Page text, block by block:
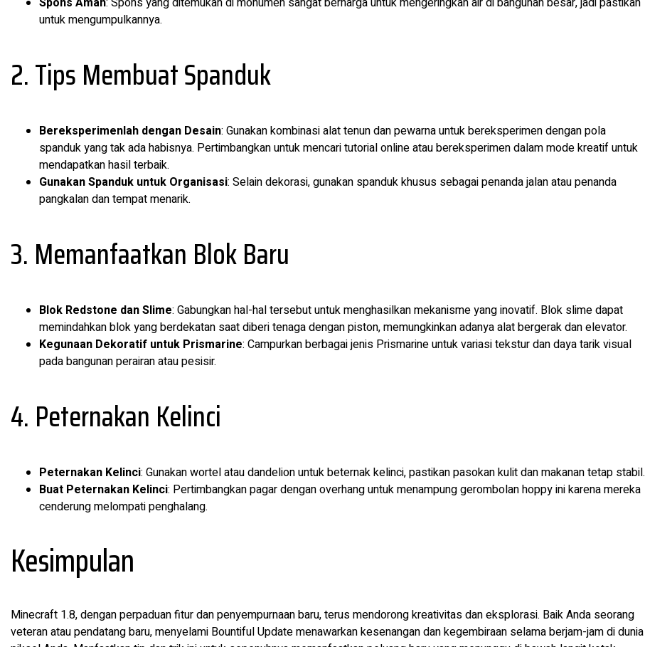
untuk mengumpulkannya.
2. Tips Membuat Spanduk
Bereksperimenlah dengan Desain: Gunakan kombinasi alat tenun dan pewarna untuk bereksperimen dengan pola
spanduk yang tak ada habisnya. Pertimbangkan untuk mencari tutorial online atau bereksperimen dalam mode kreatif untuk
mendapatkan hasil terbaik.
Gunakan Spanduk untuk Organisasi: Selain dekorasi, gunakan spanduk khusus sebagai penanda jalan atau penanda
pangkalan dan tempat menarik.
3. Memanfaatkan Blok Baru
Blok Redstone dan Slime: Gabungkan hal-hal tersebut untuk menghasilkan mekanisme yang inovatif. Blok slime dapat
memindahkan blok yang berdekatan saat diberi tenaga dengan piston, memungkinkan adanya alat bergerak dan elevator.
Kegunaan Dekoratif untuk Prismarine: Campurkan berbagai jenis Prismarine untuk variasi tekstur dan daya tarik visual
pada bangunan perairan atau pesisir.
4. Peternakan Kelinci
Peternakan Kelinci: Gunakan wortel atau dandelion untuk beternak kelinci, pastikan pasokan kulit dan makanan tetap stabil.
Buat Peternakan Kelinci: Pertimbangkan pagar dengan overhang untuk menampung gerombolan hoppy ini karena mereka
cenderung melompati penghalang.
Kesimpulan
Minecraft 1.8, dengan perpaduan fitur dan penyempurnaan baru, terus mendorong kreativitas dan eksplorasi. Baik Anda seorang
veteran atau pendatang baru, menyelami Bountiful Update menawarkan kesenangan dan kegembiraan selama berjam-jam di dunia